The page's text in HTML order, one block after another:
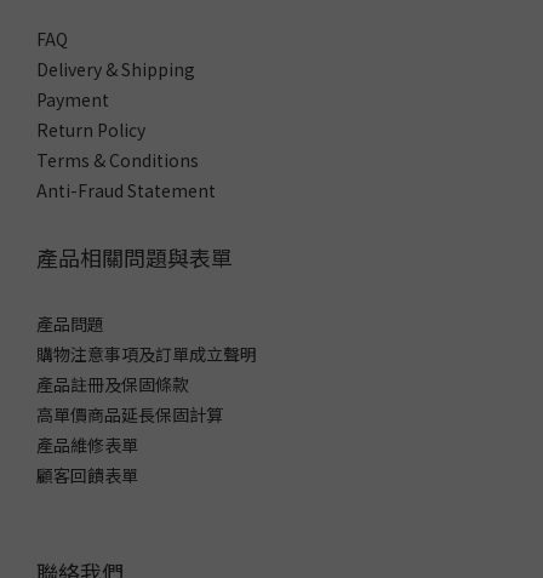
FAQ
Delivery & Shipping
Payment
Return Policy
Terms & Conditions
Anti-Fraud Statement
產品相關問題與表單
產品問題
購物注意事項及訂單成立聲明
產品註冊及保固條款
高單價商品延長保固計算
產品維修表單
顧客回饋表單